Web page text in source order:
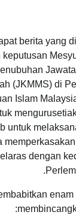
berita yang
(JKMMS) di
Islam
untuk
dengan